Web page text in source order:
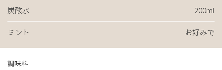
炭酸水 200ml
ミント お好みで
調味料